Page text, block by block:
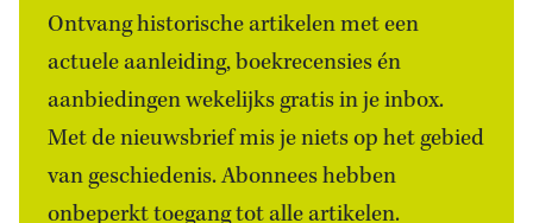
Ontvang historische artikelen met een
actuele aanleiding, boekrecensies én
aanbiedingen wekelijks gratis in je inbox.
Met de nieuwsbrief mis je niets op het gebied
van geschiedenis. Abonnees hebben
onbeperkt toegang tot alle artikelen.